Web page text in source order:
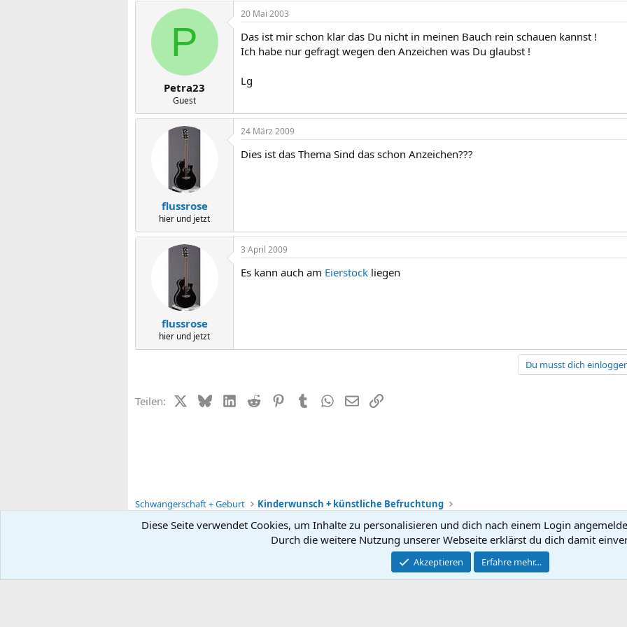
P
Petra23
Guest
20 Mai 2003
Das ist mir schon klar das Du nicht in meinen Bauch rein schauen kannst !
Ich habe nur gefragt wegen den Anzeichen was Du glaubst !
Lg
flussrose
hier und jetzt
24 März 2009
Dies ist das Thema Sind das schon Anzeichen???
flussrose
hier und jetzt
3 April 2009
Es kann auch am Eierstock liegen
Du musst dich
Teilen: X (Twitter)
BlueskyLinkedIn
Reddit PinterestTumblrWhatsApp
E-MailLink
Schwangerschaft + Geburt Kinderwunsch + künstliche Befruchtung
Kontakt
Community platform by XenForo ® © 2010-2026 XenForo Ltd.
Diese Seite verwendet Cookies, um Inhalte zu personalisieren und dich nach einem Login
Durch die weitere Nutzung unserer Webseite erklärst du dich damit
Akzeptieren Erfahre mehr…